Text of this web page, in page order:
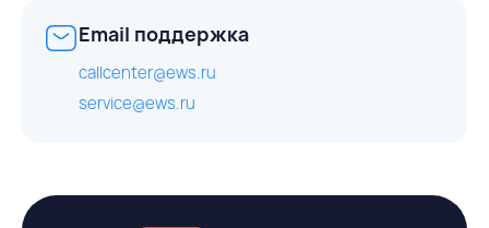
Email поддержка
callcenter@ews.ru
service@ews.ru